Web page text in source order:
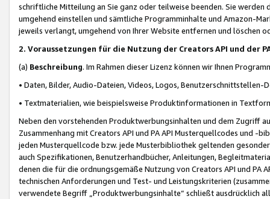
schriftliche Mitteilung an Sie ganz oder teilweise beenden. Sie werden
umgehend einstellen und sämtliche Programminhalte und Amazon-
jeweils verlangt, umgehend von Ihrer Website entfernen und löschen
2. Voraussetzungen für die Nutzung der Creators API und der
(a) Beschreibung. Im Rahmen dieser Lizenz können wir Ihnen
• Daten, Bilder, Audio-Dateien, Videos, Logos, Benutzerschnittstellen-
• Textmaterialien, wie beispielsweise Produktinformationen in
Neben den vorstehenden Produktwerbungsinhalten und dem Zugriff
Zusammenhang mit Creators API und PA API Musterquellcodes und
jeden Musterquellcode bzw. jede Musterbibliothek geltenden
auch Spezifikationen, Benutzerhandbücher, Anleitungen,
denen die für die ordnungsgemäße Nutzung von Creators API und PA
technischen Anforderungen und Test- und Leistungskriterien
verwendete Begriff „Produktwerbungsinhalte“ schließt ausdrücklich